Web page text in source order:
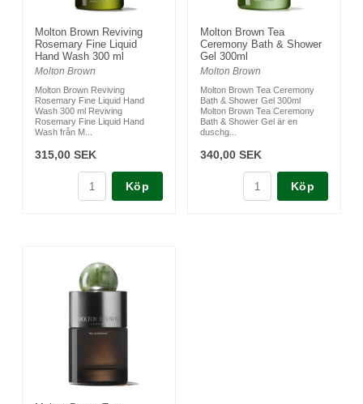
Molton Brown Reviving
Rosemary Fine Liquid
Hand Wash 300 ml
Molton Brown
Molton Brown Reviving
Rosemary Fine Liquid Hand
Wash 300 ml Reviving
Rosemary Fine Liquid Hand
Wash från M...
315,00 SEK
Köp
Molton Brown Tea
Ceremony Bath & Shower
Gel 300ml
Molton Brown
Molton Brown Tea Ceremony
Bath & Shower Gel 300ml
Molton Brown Tea Ceremony
Bath & Shower Gel är en
duschg...
340,00 SEK
Köp